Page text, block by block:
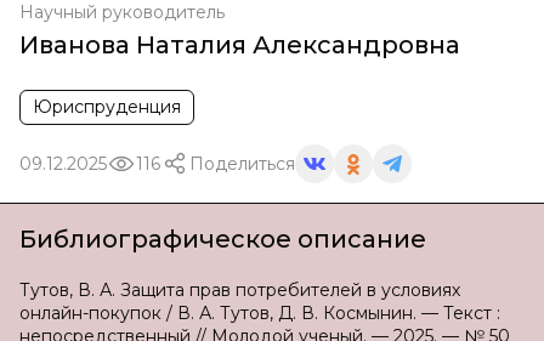
Научный руководитель
Иванова Наталия Александровна
Юриспруденция
09.12.2025 116 Поделиться
Библиографическое описание
Тутов, В. А. Защита прав потребителей в условиях
онлайн-покупок / В. А. Тутов, Д. В. Космынин. — Текст :
непосредственный // Молодой ученый. — 2025. — № 50